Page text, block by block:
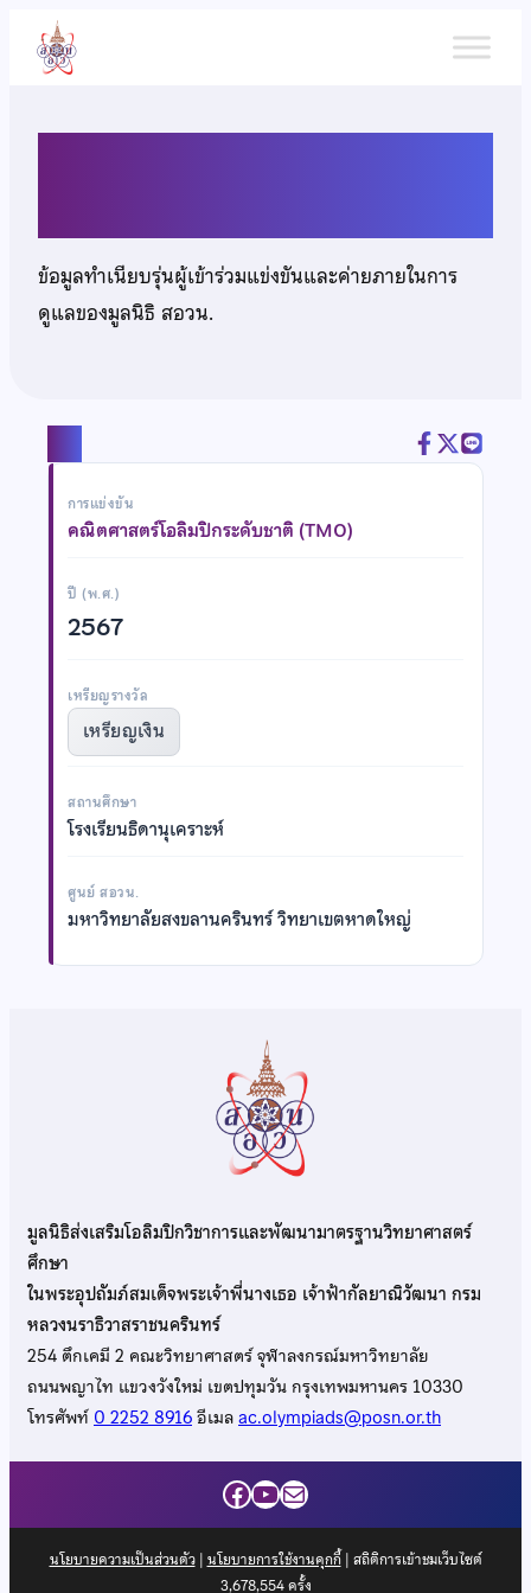
เนื้อหา
ข้อมูลทำเนียบรุ่นผู้เข้าร่วมแข่งขันและค่ายภายในการ
ดูแลของมูลนิธิ สอวน.
การแข่งขัน
คณิตศาสตร์โอลิมปิกระดับชาติ (TMO)
ปี (พ.ศ.)
2567
เหรียญรางวัล
เหรียญเงิน
สถานศึกษา
โรงเรียนธิดานุเคราะห์
ศูนย์ สอวน.
มหาวิทยาลัยสงขลานครินทร์ วิทยาเขตหาดใหญ่
มูลนิธิส่งเสริมโอลิมปิกวิชาการและพัฒนามาตรฐานวิทยาศาสตร์
ศึกษา
ในพระอุปถัมภ์สมเด็จพระเจ้าพี่นางเธอ เจ้าฟ้ากัลยาณิวัฒนา กรม
หลวงนราธิวาสราชนครินทร์
254 ตึกเคมี 2 คณะวิทยาศาสตร์ จุฬาลงกรณ์มหาวิทยาลัย
ถนนพญาไท แขวงวังใหม่ เขตปทุมวัน กรุงเทพมหานคร 10330
โทรศัพท์0 2252 8916อีเมลac.olympiads@posn.or.th
Facebook
YouTube
Mail
นโยบายความเป็นส่วนตัว| นโยบายการใช้งานคุกกี้| สถิติการเข้าชมเว็บไซต์
3,678,554ครั้ง